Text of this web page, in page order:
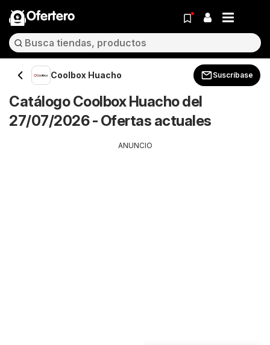
Ofertero
Coolbox Huacho Suscríbase
Catálogo Coolbox Huacho del
27/07/2026 - Ofertas actuales
ANUNCIO